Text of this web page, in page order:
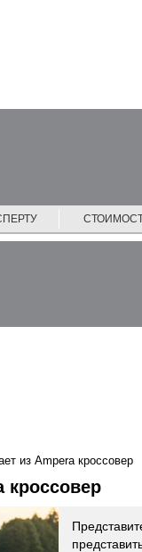
из Ampera кроссовер
кроссовер